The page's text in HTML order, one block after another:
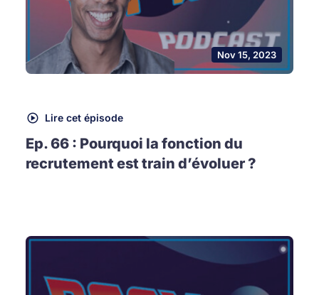
Nov 15, 2023
Lire cet épisode
Ep. 66 : Pourquoi la fonction du
recrutement est train d’évoluer ?